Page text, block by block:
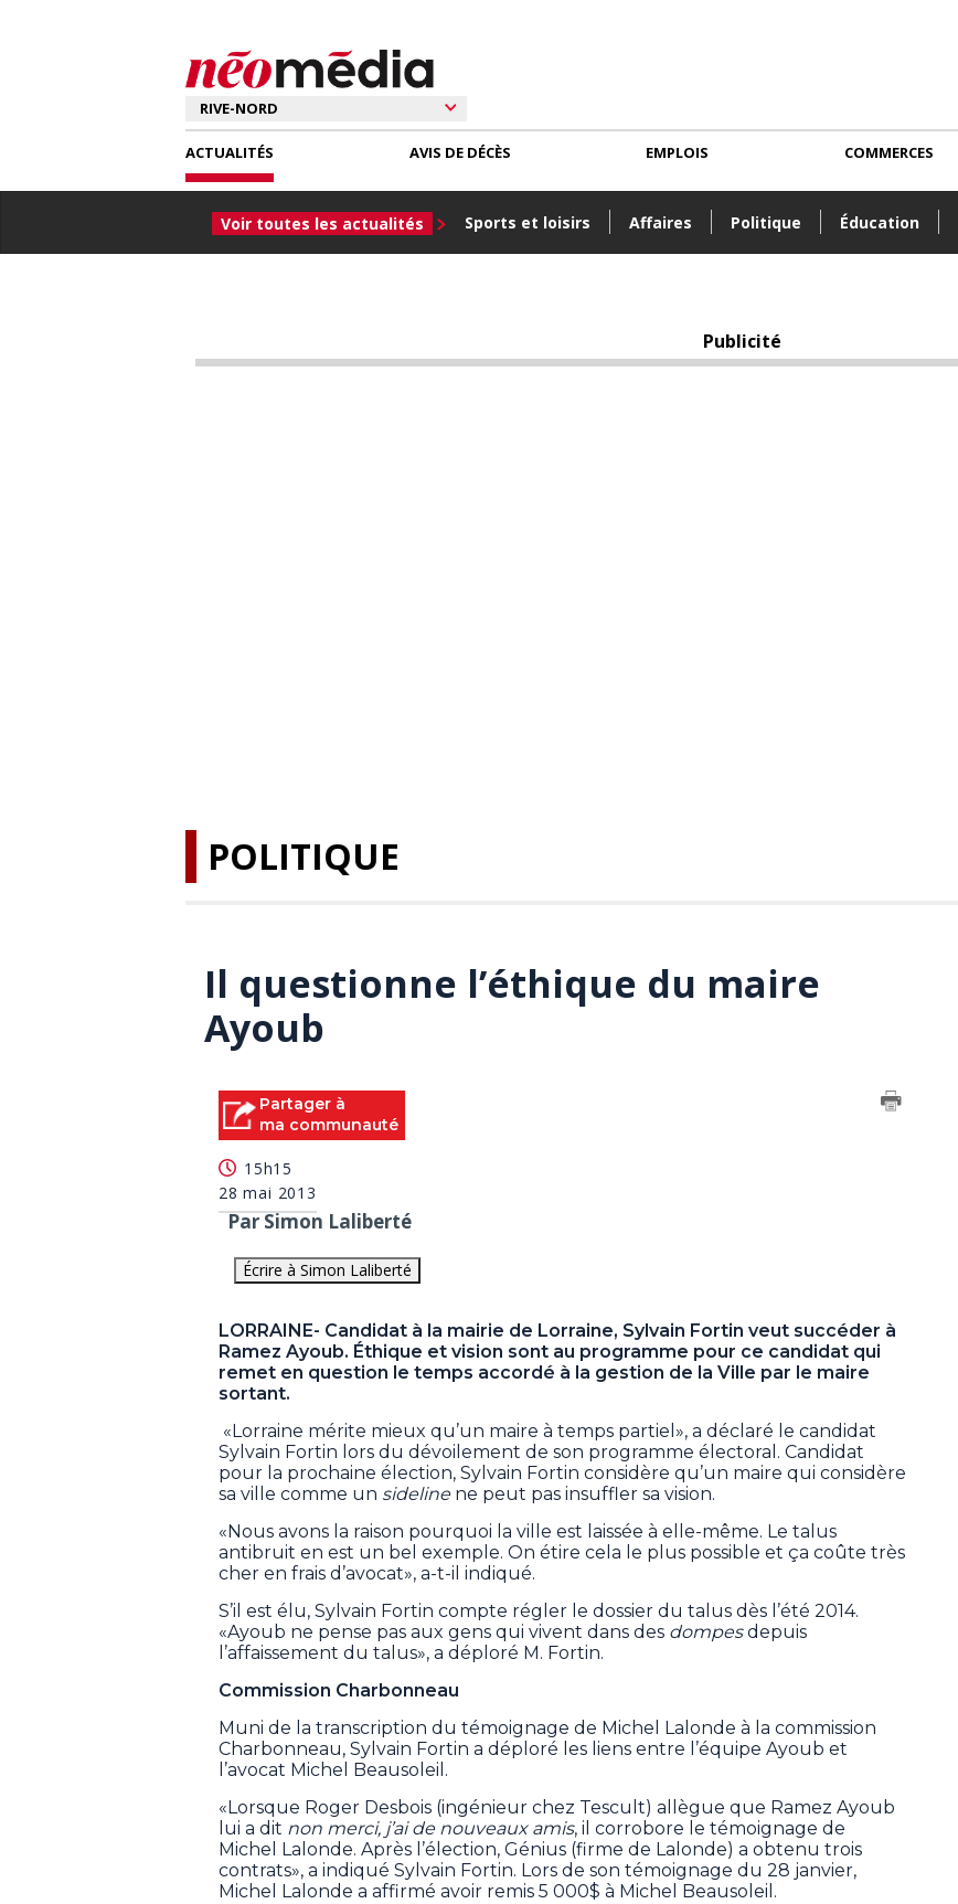
ACTUALITÉS
Voir toutes les actualités Sports et loisirs Affaires Politique Éducation
AVIS DE DÉCÈS EMPLOIS COMMERCES
Publicité
POLITIQUE
Il questionne l’éthique du maire
Ayoub
Partager à
ma communauté
15h15
28 mai 2013
Par Simon Laliberté
Écrire à Simon Laliberté
LORRAINE- Candidat à la mairie de Lorraine, Sylvain Fortin veut succéder à
Ramez Ayoub. Éthique et vision sont au programme pour ce candidat qui
remet en question le temps accordé à la gestion de la Ville par le maire
sortant.
«Lorraine mérite mieux qu’un maire à temps partiel», a déclaré le candidat
Sylvain Fortin lors du dévoilement de son programme électoral. Candidat
pour la prochaine élection, Sylvain Fortin considère qu’un maire qui considère
sa ville comme un sidelinene peut pas insuffler sa vision.
«Nous avons la raison pourquoi la ville est laissée à elle-même. Le talus
antibruit en est un bel exemple. On étire cela le plus possible et ça coûte très
cher en frais d’avocat», a-t-il indiqué.
S’il est élu, Sylvain Fortin compte régler le dossier du talus dès l’été 2014.
«Ayoub ne pense pas aux gens qui vivent dans des dompesdepuis
l’affaissement du talus», a déploré M. Fortin.
Commission Charbonneau
Muni de la transcription du témoignage de Michel Lalonde à la commission
Charbonneau, Sylvain Fortin a déploré les liens entre l’équipe Ayoub et
l’avocat Michel Beausoleil.
«Lorsque Roger Desbois (ingénieur chez Tescult) allègue que Ramez Ayoub
lui a dit non merci, j’ai de nouveaux amis, il corrobore le témoignage de
Michel Lalonde. Après l’élection, Génius (firme de Lalonde) a obtenu trois
contrats», a indiqué Sylvain Fortin. Lors de son témoignage du 28 janvier,
Michel Lalonde a affirmé avoir remis 5 000$ à Michel Beausoleil.